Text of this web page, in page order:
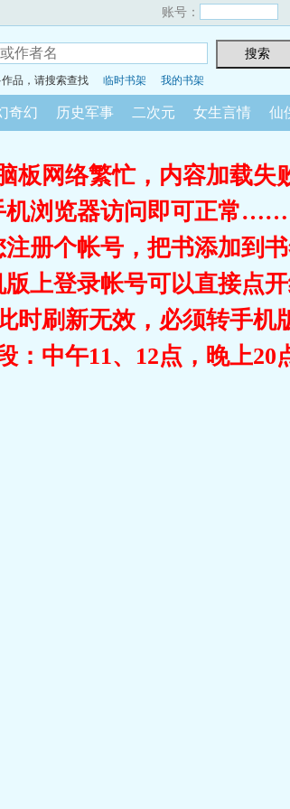
账号：
品，请搜索查找 临时书架 我的书架
奇幻 历史军事 二次元 女生言情 仙
板网络繁忙，内容加载
机浏览器访问即可正常
册个帐号，把书添加到书
上登录帐号可以直接点
时刷新无效，必须转手机
：中午11、12点，晚上20